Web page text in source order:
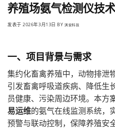
养殖场氨气检测仪技
发表于2026年3月13日 BY淇安科技
一、项目背景与需求
集约化畜禽养殖中，动物排泄
引发畜禽呼吸道疾病、降低生
员健康、污染周边环境。本方
易运维的氨气在线监测系统，
预警与联动控制，保障养殖安